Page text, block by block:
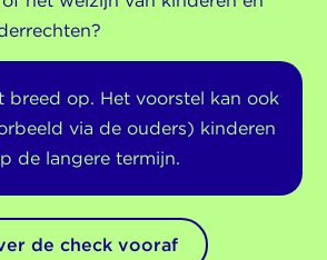
breed op. Het voorstel kan ook
via de ouders) kinderen
de langere termijn.
de check vooraf